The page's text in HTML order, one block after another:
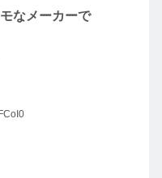
なメーカーで